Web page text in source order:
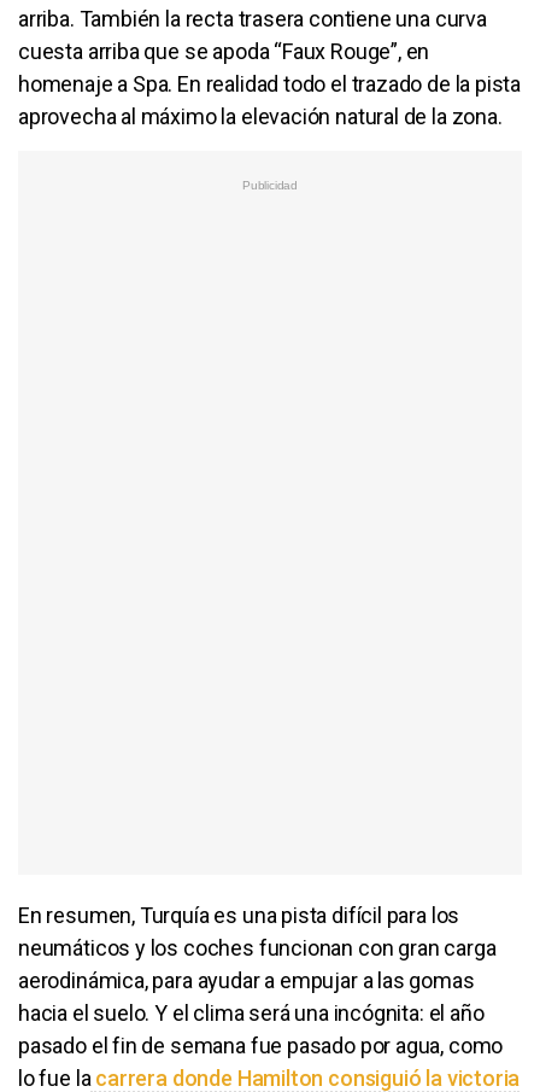
arriba. También la recta trasera contiene una curva
cuesta arriba que se apoda “Faux Rouge”, en
homenaje a Spa. En realidad todo el trazado de la pista
aprovecha al máximo la elevación natural de la zona.
En resumen, Turquía es una pista difícil para los
neumáticos y los coches funcionan con gran carga
aerodinámica, para ayudar a empujar a las gomas
hacia el suelo. Y el clima será una incógnita: el año
pasado el fin de semana fue pasado por agua, como
lo fue la carrera donde Hamilton consiguió la victoria